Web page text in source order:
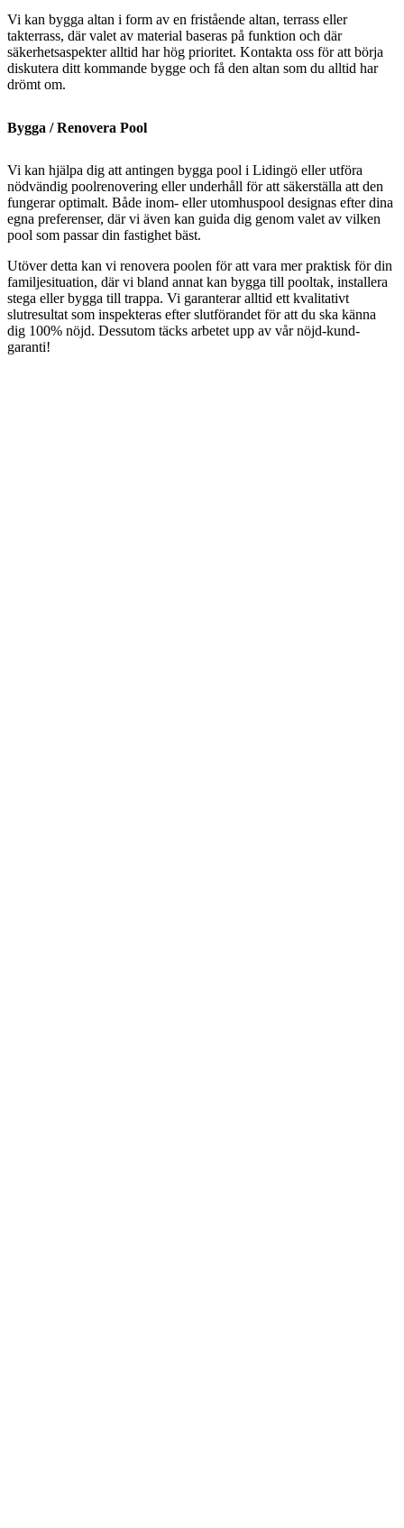
Vi kan bygga altan i form av en fristående altan, terrass eller
takterrass, där valet av material baseras på funktion och där
säkerhetsaspekter alltid har hög prioritet. Kontakta oss för att börja
diskutera ditt kommande bygge och få den altan som du alltid har
drömt om.
Bygga / Renovera Pool
Vi kan hjälpa dig att antingen bygga pool i Lidingö eller utföra
nödvändig poolrenovering eller underhåll för att säkerställa att den
fungerar optimalt. Både inom- eller utomhuspool designas efter dina
egna preferenser, där vi även kan guida dig genom valet av vilken
pool som passar din fastighet bäst.
Utöver detta kan vi renovera poolen för att vara mer praktisk för din
familjesituation, där vi bland annat kan bygga till pooltak, installera
stega eller bygga till trappa. Vi garanterar alltid ett kvalitativt
slutresultat som inspekteras efter slutförandet för att du ska känna
dig 100% nöjd. Dessutom täcks arbetet upp av vår nöjd-kund-
garanti!